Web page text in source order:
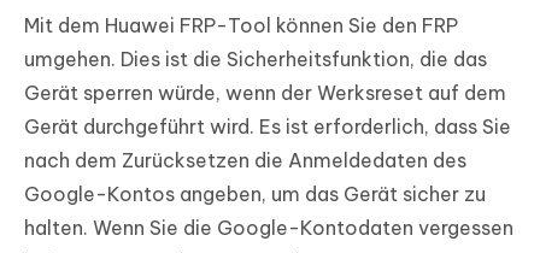
Mit dem Huawei FRP-Tool können Sie den FRP
umgehen. Dies ist die Sicherheitsfunktion, die das
Gerät sperren würde, wenn der Werksreset auf dem
Gerät durchgeführt wird. Es ist erforderlich, dass Sie
nach dem Zurücksetzen die Anmeldedaten des
Google-Kontos angeben, um das Gerät sicher zu
halten. Wenn Sie die Google-Kontodaten vergessen